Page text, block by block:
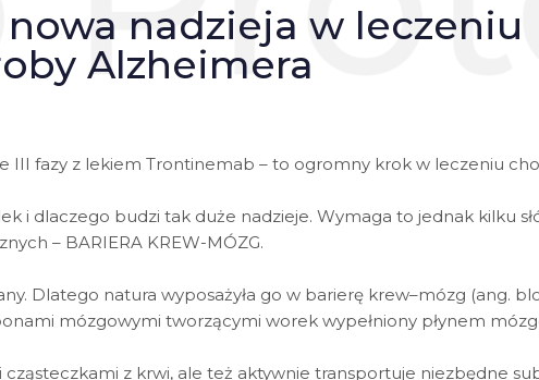
nadzieja w leczeniu
Alzheimera
III fazy z lekiem Trontinemab – to ogromny krok w leczeniu
i dlaczego budzi tak duże nadzieje. Wymaga to jednak kilku
– BARIERA KREW-MÓZG.
Dlatego natura wyposażyła go w barierę krew–mózg (ang.
mózgowymi tworzącymi worek wypełniony płynem
z krwi, ale też aktywnie transportuje niezbędne